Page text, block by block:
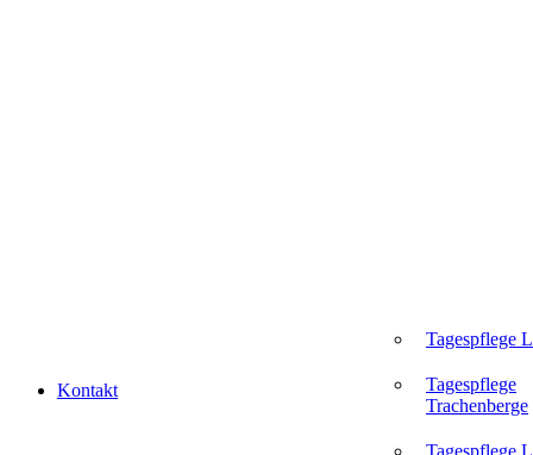
Kontakt
Tagespflege
Tagespflege
Trachenberge
Tagespflege